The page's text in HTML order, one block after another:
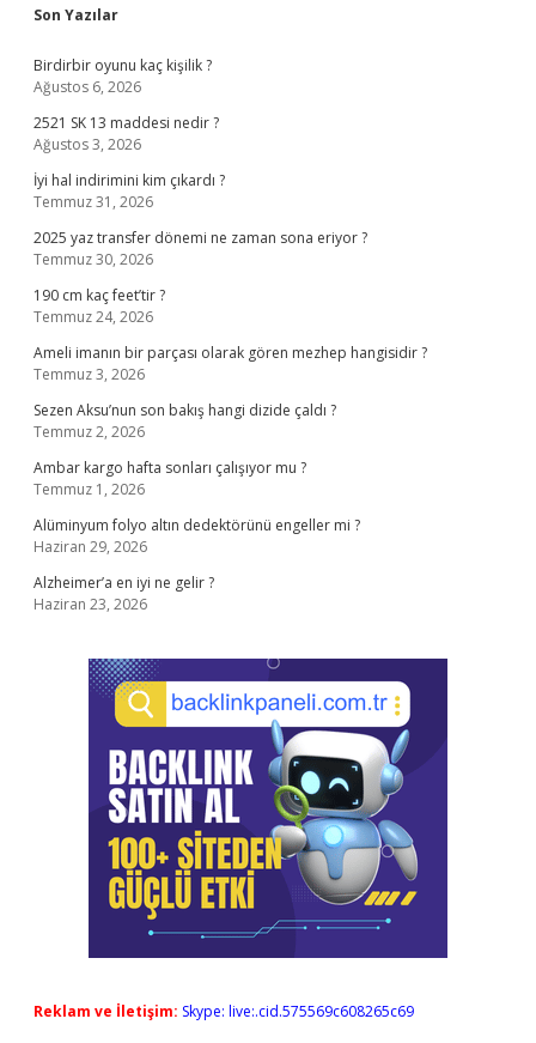
Sidebar
Son Yazılar
Birdirbir oyunu kaç kişilik ?
Ağustos 6, 2026
2521 SK 13 maddesi nedir ?
Ağustos 3, 2026
İyi hal indirimini kim çıkardı ?
Temmuz 31, 2026
2025 yaz transfer dönemi ne zaman sona eriyor ?
Temmuz 30, 2026
190 cm kaç feet’tir ?
Temmuz 24, 2026
Ameli imanın bir parçası olarak gören mezhep hangisidir ?
Temmuz 3, 2026
Sezen Aksu’nun son bakış hangi dizide çaldı ?
Temmuz 2, 2026
Ambar kargo hafta sonları çalışıyor mu ?
Temmuz 1, 2026
Alüminyum folyo altın dedektörünü engeller mi ?
Haziran 29, 2026
Alzheimer’a en iyi ne gelir ?
Haziran 23, 2026
Reklam ve İletişim: Skype: live:.cid.575569c608265c69